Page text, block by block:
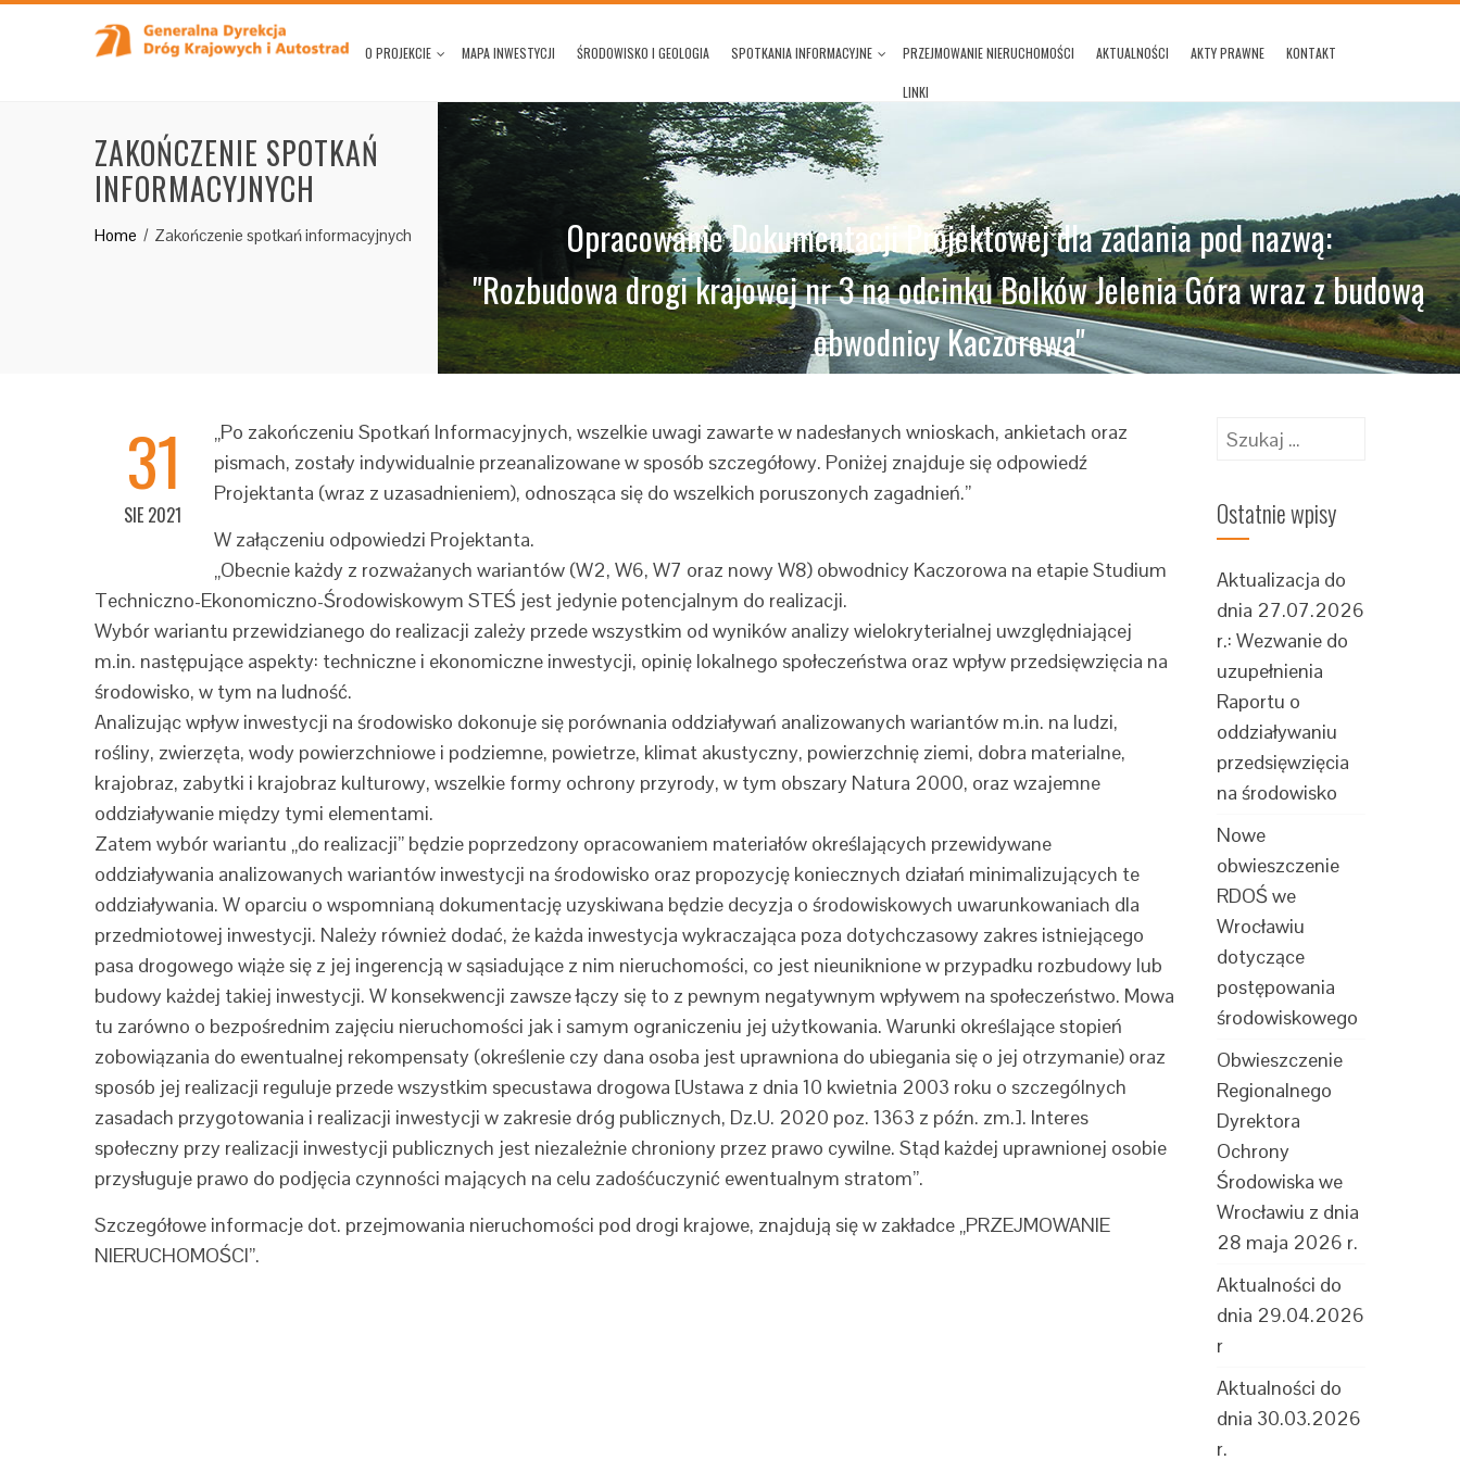
O PROJEKCIE MAPA INWESTYCJI ŚRODOWISKO I GEOLOGIA SPOTKANIA INFORMACYJNE PRZEJMOWANIE NIERUCHOMOŚCI AKTUALNOŚCI AKTY PRAWNE KONTAKT
LINKI
Opracowanie Dokumentacji Projektowej dla zadania pod nazwą:
"Rozbudowa drogi krajowej nr 3 na odcinku Bolków Jelenia Góra wraz z budową
obwodnicy Kaczorowa"
ZAKOŃCZENIE SPOTKAŃ
INFORMACYJNYCH
Home Zakończenie spotkań informacyjnych
31
SIE 2021
„Po zakończeniu Spotkań Informacyjnych, wszelkie uwagi zawarte w nadesłanych wnioskach, ankietach oraz
pismach, zostały indywidualnie przeanalizowane w sposób szczegółowy. Poniżej znajduje się odpowiedź
Projektanta (wraz z uzasadnieniem), odnosząca się do wszelkich poruszonych zagadnień.”
W załączeniu odpowiedzi Projektanta.
„Obecnie każdy z rozważanych wariantów (W2, W6, W7 oraz nowy W8) obwodnicy Kaczorowa na etapie Studium
Techniczno-Ekonomiczno-Środowiskowym STEŚ jest jedynie potencjalnym do realizacji.
Wybór wariantu przewidzianego do realizacji zależy przede wszystkim od wyników analizy wielokryterialnej uwzględniającej
m.in. następujące aspekty: techniczne i ekonomiczne inwestycji, opinię lokalnego społeczeństwa oraz wpływ przedsięwzięcia na
środowisko, w tym na ludność.
Analizując wpływ inwestycji na środowisko dokonuje się porównania oddziaływań analizowanych wariantów m.in. na ludzi,
rośliny, zwierzęta, wody powierzchniowe i podziemne, powietrze, klimat akustyczny, powierzchnię ziemi, dobra materialne,
krajobraz, zabytki i krajobraz kulturowy, wszelkie formy ochrony przyrody, w tym obszary Natura 2000, oraz wzajemne
oddziaływanie między tymi elementami.
Zatem wybór wariantu „do realizacji” będzie poprzedzony opracowaniem materiałów określających przewidywane
oddziaływania analizowanych wariantów inwestycji na środowisko oraz propozycję koniecznych działań minimalizujących te
oddziaływania. W oparciu o wspomnianą dokumentację uzyskiwana będzie decyzja o środowiskowych uwarunkowaniach dla
przedmiotowej inwestycji. Należy również dodać, że każda inwestycja wykraczająca poza dotychczasowy zakres istniejącego
pasa drogowego wiąże się z jej ingerencją w sąsiadujące z nim nieruchomości, co jest nieuniknione w przypadku rozbudowy lub
budowy każdej takiej inwestycji. W konsekwencji zawsze łączy się to z pewnym negatywnym wpływem na społeczeństwo. Mowa
tu zarówno o bezpośrednim zajęciu nieruchomości jak i samym ograniczeniu jej użytkowania. Warunki określające stopień
zobowiązania do ewentualnej rekompensaty (określenie czy dana osoba jest uprawniona do ubiegania się o jej otrzymanie) oraz
sposób jej realizacji reguluje przede wszystkim specustawa drogowa [Ustawa z dnia 10 kwietnia 2003 roku o szczególnych
zasadach przygotowania i realizacji inwestycji w zakresie dróg publicznych, Dz.U. 2020 poz. 1363 z późn. zm.]. Interes
społeczny przy realizacji inwestycji publicznych jest niezależnie chroniony przez prawo cywilne. Stąd każdej uprawnionej osobie
przysługuje prawo do podjęcia czynności mających na celu zadośćuczynić ewentualnym stratom”.
Szczegółowe informacje dot. przejmowania nieruchomości pod drogi krajowe, znajdują się w zakładce „PRZEJMOWANIE
NIERUCHOMOŚCI”.
Szukaj:
Ostatnie wpisy
Aktualizacja do
dnia 27.07.2026
r.: Wezwanie do
uzupełnienia
Raportu o
oddziaływaniu
przedsięwzięcia
na środowisko
Nowe
obwieszczenie
RDOŚ we
Wrocławiu
dotyczące
postępowania
środowiskowego
Obwieszczenie
Regionalnego
Dyrektora
Ochrony
Środowiska we
Wrocławiu z dnia
28 maja 2026 r.
Aktualności do
dnia 29.04.2026
r
Aktualności do
dnia 30.03.2026
r.